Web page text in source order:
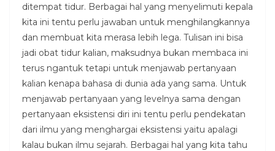
ditempat tidur. Berbagai hal yang menyelimuti kepala
kita ini tentu perlu jawaban untuk menghilangkannya
dan membuat kita merasa lebih lega. Tulisan ini bisa
jadi obat tidur kalian, maksudnya bukan membaca ini
terus ngantuk tetapi untuk menjawab pertanyaan
kalian kenapa bahasa di dunia ada yang sama. Untuk
menjawab pertanyaan yang levelnya sama dengan
pertanyaan eksistensi diri ini tentu perlu pendekatan
dari ilmu yang menghargai eksistensi yaitu apalagi
kalau bukan ilmu sejarah. Berbagai hal yang kita tahu